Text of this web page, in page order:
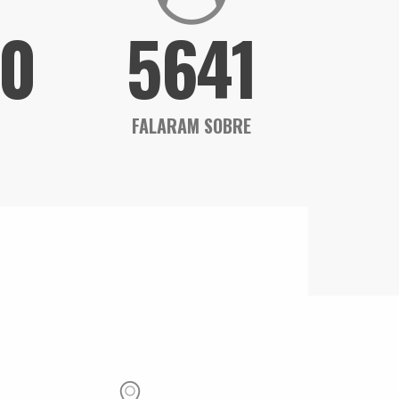
5641
FALARAM SOBRE